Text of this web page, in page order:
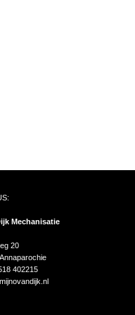
Mechanisatie
20
402215